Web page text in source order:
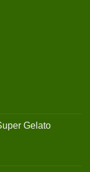
Gelato